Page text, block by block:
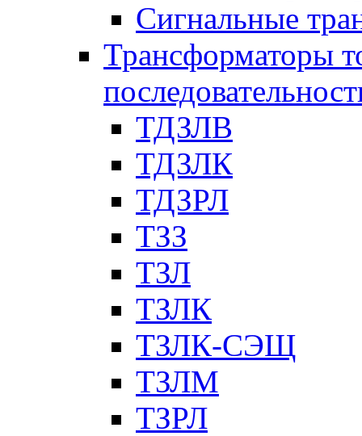
Сигнальные
Трансформаторы
ТДЗЛВ
ТДЗЛК
ТДЗРЛ
ТЗЗ
ТЗЛ
ТЗЛК
ТЗЛК-СЭЩ
ТЗЛМ
ТЗРЛ